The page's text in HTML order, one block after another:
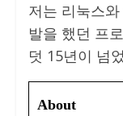
저는 리눅스
발을 했던 프
덧 15년이 넘
About